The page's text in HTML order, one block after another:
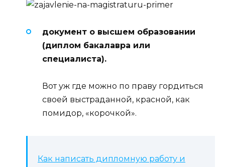
документ о высшем образовании
(диплом бакалавра или
специалиста).
Вот уж где можно по праву гордиться
своей выстраданной, красной, как
помидор, «корочкой».
Как написать дипломную работу и